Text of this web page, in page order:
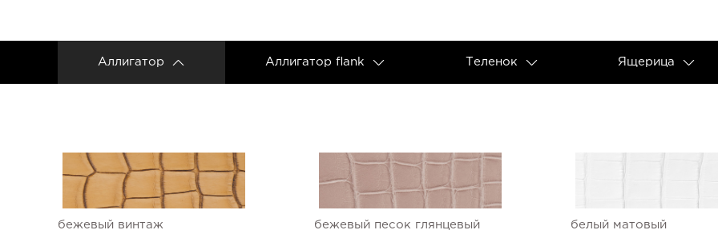
Аллигатор Аллигатор flank Теленок Ящерица
бежевый винтаж бежевый песок глянцевый белый матовый